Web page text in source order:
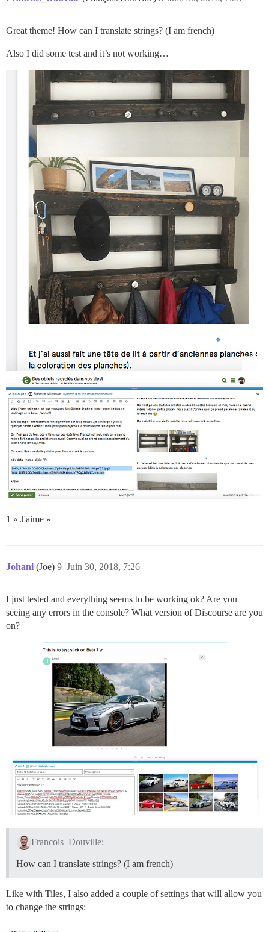
Great theme! How can I translate strings? (I am french)
Also I did some test and it’s not working…
1 « J'aime »
Johani (Joe) Juin 30, 2018, 7:26
9
I just tested and everything seems to be working ok? Are you
seeing any errors in the console? What version of Discourse are you
on?
Francois_Douville:
How can I translate strings? (I am french)
Like with Tiles, I also added a couple of settings that will allow you
to change the strings: